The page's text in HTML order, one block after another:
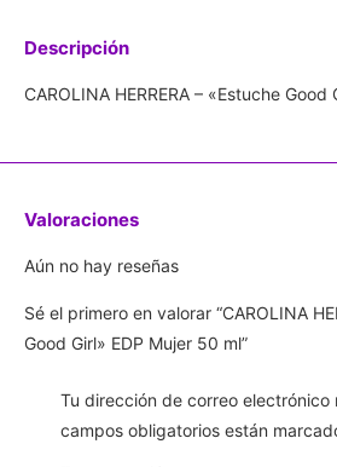
Descripción
CAROLINA HERRERA – «Estuche
Valoraciones
Aún no hay reseñas
Sé el primero en valorar “CAROLINA
Good Girl» EDP Mujer 50 ml”
Tu dirección de correo electrónico
campos obligatorios están